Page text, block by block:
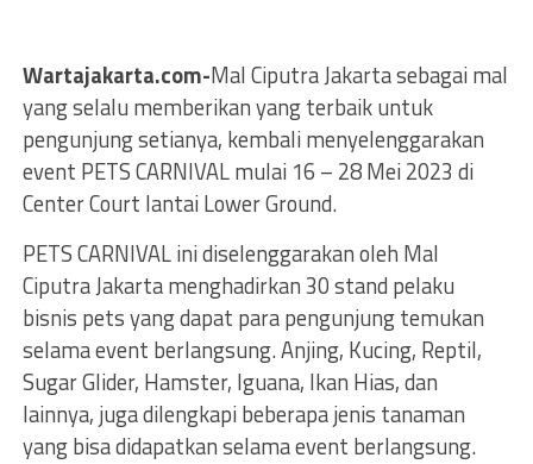
Wartajakarta.com-Mal Ciputra Jakarta sebagai mal
yang selalu memberikan yang terbaik untuk
pengunjung setianya, kembali menyelenggarakan
event PETS CARNIVAL mulai 16 – 28 Mei 2023 di
Center Court lantai Lower Ground.
PETS CARNIVAL ini diselenggarakan oleh Mal
Ciputra Jakarta menghadirkan 30 stand pelaku
bisnis pets yang dapat para pengunjung temukan
selama event berlangsung. Anjing, Kucing, Reptil,
Sugar Glider, Hamster, Iguana, Ikan Hias, dan
lainnya, juga dilengkapi beberapa jenis tanaman
yang bisa didapatkan selama event berlangsung.